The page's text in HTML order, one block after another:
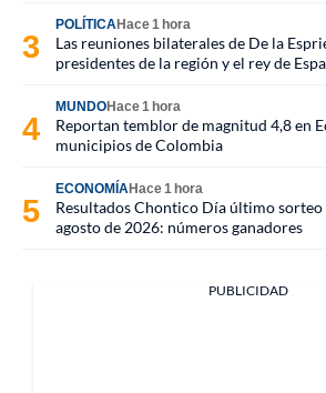
POLÍTICAHace 1 hora
Las reuniones bilaterales de De la
presidentes de la región y el rey de
MUNDOHace 1 hora
Reportan temblor de magnitud 4,8 en
municipios de Colombia
ECONOMÍAHace 1 hora
Resultados Chontico Día último sorteo
agosto de 2026: números ganadores
PUBLICIDAD